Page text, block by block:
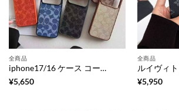
全商品
iphone17/16 ケース コーチ 風 iphone17プロ ケース 革 ブランド iphone16pro/16plus ケース シグネチャー柄 iphone15/15plus ケース 男女 兼用 ブランド スマホケース 衝撃に強い 高見え
¥5,650
全商品
¥5,950